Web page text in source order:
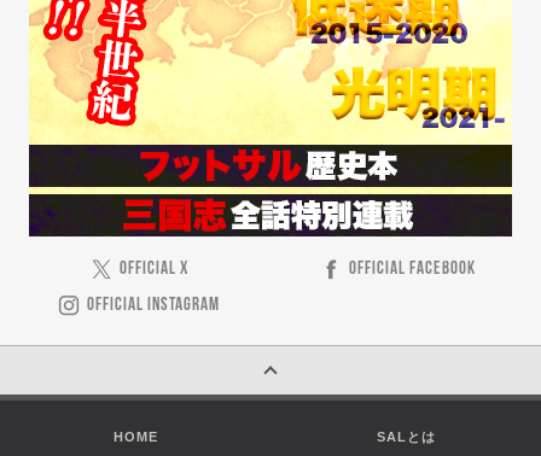
OFFICIAL X
OFFICIAL FACEBOOK
OFFICIAL INSTAGRAM
HOME SALとは